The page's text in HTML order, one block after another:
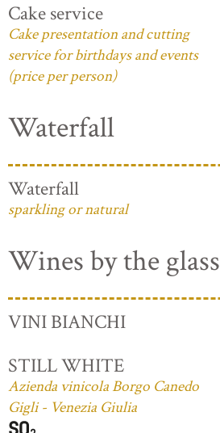
Cake service
Cake presentation and cutting
service for birthdays and events
(price per person)
Waterfall
Waterfall
sparkling or natural
Wines by the glass
VINI BIANCHI
STILL WHITE
Azienda vinicola Borgo Canedo
Gigli - Venezia Giulia